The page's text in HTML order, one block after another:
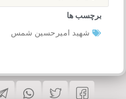
برچسب ها
شهید امیرحسین شمس